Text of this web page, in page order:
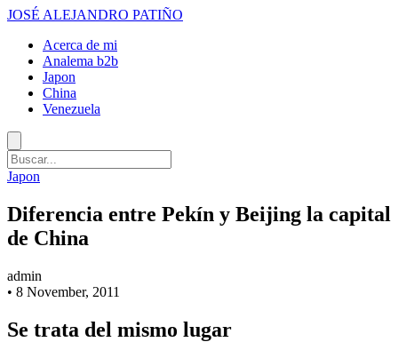
JOSÉ ALEJANDRO PATIÑO
Acerca de mi
Analema b2b
Japon
China
Venezuela
Japon
Diferencia entre Pekín y Beijing la capital
de China
admin
• 8 November, 2011
Se trata del mismo lugar